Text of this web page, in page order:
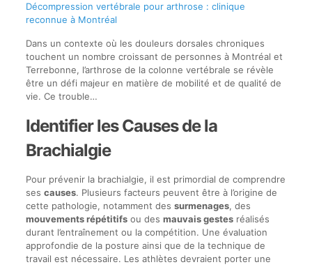
Décompression vertébrale pour arthrose : clinique
reconnue à Montréal
Dans un contexte où les douleurs dorsales chroniques
touchent un nombre croissant de personnes à Montréal et
Terrebonne, l’arthrose de la colonne vertébrale se révèle
être un défi majeur en matière de mobilité et de qualité de
vie. Ce trouble…
Identifier les Causes de la
Brachialgie
Pour prévenir la brachialgie, il est primordial de comprendre
ses causes. Plusieurs facteurs peuvent être à l’origine de
cette pathologie, notamment des surmenages, des
mouvements répétitifsou des mauvais gestesréalisés
durant l’entraînement ou la compétition. Une évaluation
approfondie de la posture ainsi que de la technique de
travail est nécessaire. Les athlètes devraient porter une